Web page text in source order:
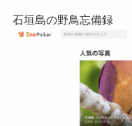
石垣島の野鳥忘備録